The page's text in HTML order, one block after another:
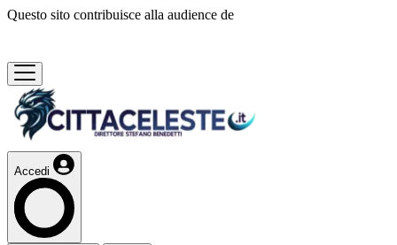
Questo sito contribuisce alla audience de
Accedi